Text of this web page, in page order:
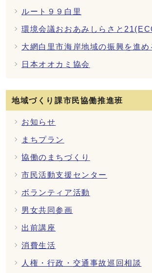
ルート９９白里
環境会議おおあみしらさと
大網白里市海岸地域の振興を進め
日本オオカミ協会
地域づくり課市民協働推進班
お知らせ
まちプラン
協働のまちづくり
市民活動支援センター
ボランティア活動
男女共同参画
出前講座
消費生活
人権・行政・交通事故巡回相談